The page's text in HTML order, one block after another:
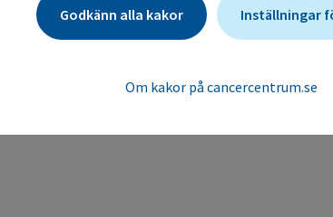
Godkänn alla kakor Inställningar
Om kakor på cancercentrum.se